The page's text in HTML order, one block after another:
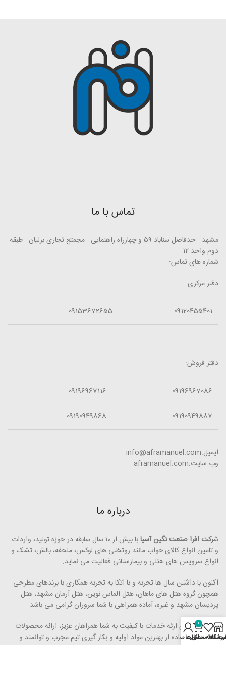
تماس با ما
مشهد - حدفاصل سناباد ۵۹ و چهارراه راهنمایی - مجمتع تجاری برلیان - طبقه
دوم واحد ۱۲
شماره های تماس:
دفتر مرکزی
09120455401
09153672655
دفتر فروش:
09196967086
09196967116
09190949887
09190949868
ایمیل:info@aframanuel.com
وب سایت:aframanuel.com
درباره ما
شرکت افرا صنعت نگین آسیا
با بیش از ۱۰ سال سابقه در حوزه تولید، واردات
و تامین انواع کالای خواب مانند روتختی­ های لوکس، ملحفه، بالش، تشک و
انواع سرویس های هتلی و بیمارستانی فعالیت می ­نماید.
اکنون با داشتن سال ها تجربه و با اتکا به تجربه همکاری با برندهای مطرحی
همچون گروه هتل­ های ماهان، هتل الماس نوین، هتل آرمان مشهد، هتل
پردیسان مشهد و غیره، آماده همراهی با شما سروران گرامی می ­باشد.
رویکرد ما برای ارئه خدمات با کیفیت به شما همراهان عزیز، ارائه محصولات
مرغوب با استفاده از بهترین مواد اولیه و بکار گیری تیم مجرب و توانمند و
همچنین حذف واسطه ­ها می ­­باشد.
علاقه مندی ها
0
محصولاکانت من